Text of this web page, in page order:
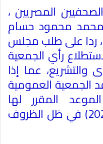
المصريين ،
محمد محمود حسام
ردا على طلب مجلس
رأي الجمعية
عما إذا
الجمعية العمومية
المقرر لها
(الجمعة الموافق 2021/3/5) في ظل الظروف